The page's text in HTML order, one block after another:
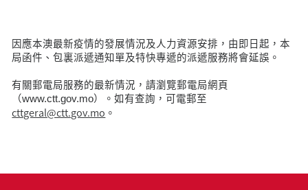
因應本澳最新疫情的發展情況及人力資源安排，由即日起，本
局函件、包裏派遞通知單及特快專遞的派遞服務將會延誤。
有關郵電局服務的最新情況，請瀏覽郵電局網頁
（www.ctt.gov.mo）。如有查詢，可電郵至
cttgeral@ctt.gov.mo 。